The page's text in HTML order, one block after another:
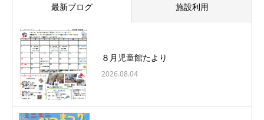
最新ブログ 施設利用
８月児童館たより
2026.08.04